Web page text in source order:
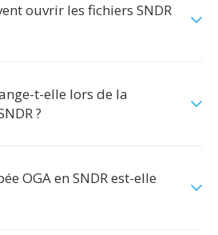
ouvrir les fichiers SNDR
t-elle lors de la
?
OGA en SNDR est-elle